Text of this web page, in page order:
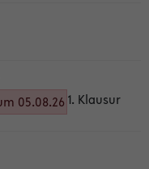
05.08.26 1. Klausur